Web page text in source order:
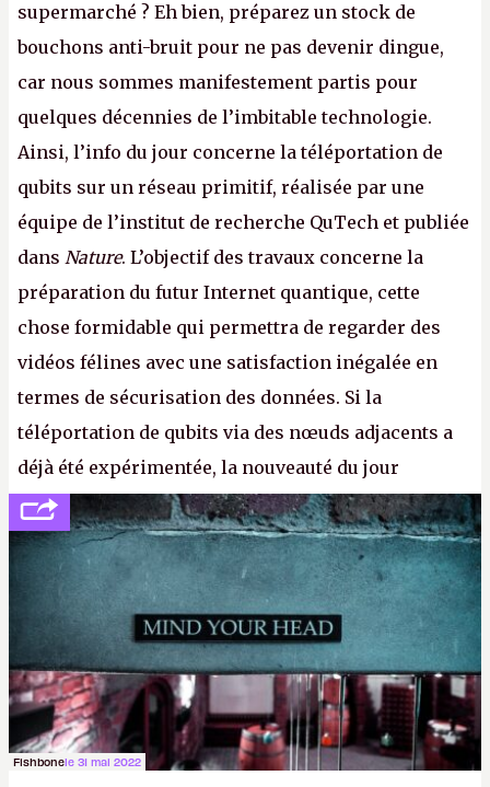
supermarché ? Eh bien, préparez un stock de
bouchons anti-bruit pour ne pas devenir dingue,
car nous sommes manifestement partis pour
quelques décennies de l’imbitable technologie.
Ainsi, l’info du jour concerne la téléportation de
qubits sur un réseau primitif, réalisée par une
équipe de l’institut de recherche QuTech et publiée
dans Nature. L’objectif des travaux concerne la
préparation du futur Internet quantique, cette
chose formidable qui permettra de regarder des
vidéos félines avec une satisfaction inégalée en
termes de sécurisation des données. Si la
téléportation de qubits via des nœuds adjacents a
déjà été expérimentée, la nouveauté du jour
concerne le recours à des nœuds distants, pour ne
pas dire un réseau quantique multimédia interactif
(avec l’option Péritel). (
http://cpc.cx/AH432N4
Crédit photo : QuTech / Nature)
Fishbonele 31 mai 2022